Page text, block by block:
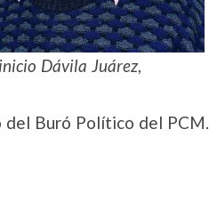
Dávila Juárez,
del Buró Político del PCM.